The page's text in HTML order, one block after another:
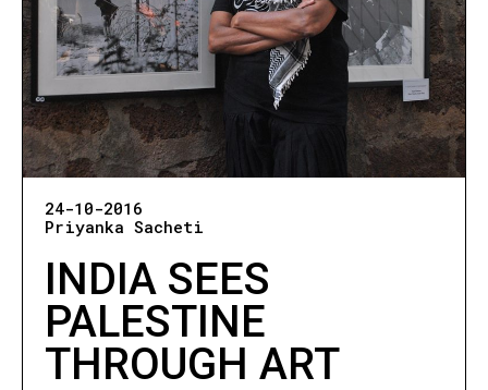
24-10-2016
Priyanka Sacheti
INDIA SEES
PALESTINE
THROUGH ART